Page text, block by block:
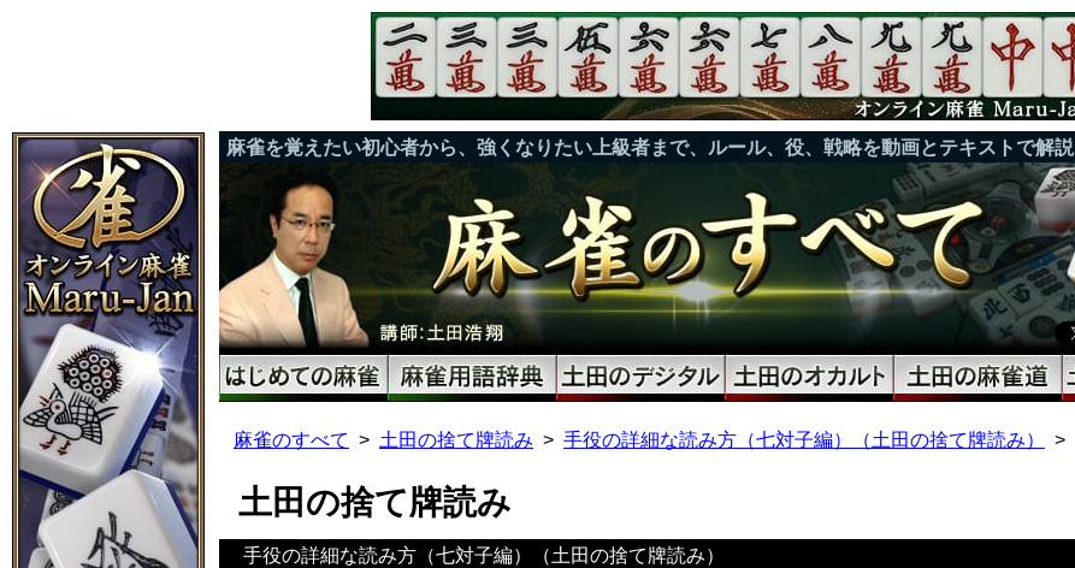
麻雀を覚えたい初心者から、強くなりたい上級者まで、ルール、役、戦略を動画とテキストで解説
麻雀のすべて 土田の捨て牌読み 手役の詳細な読み方（七対子編）（土田の捨て牌読み）
土田の捨て牌読み
手役の詳細な読み方（七対子編）（土田の捨て牌読み）